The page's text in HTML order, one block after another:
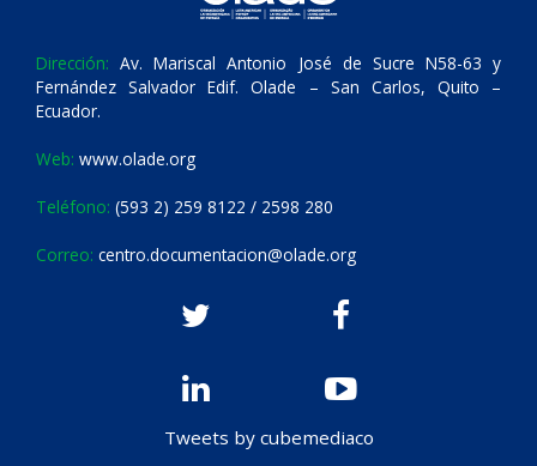
Dirección: Av. Mariscal Antonio José de Sucre N58-63 y
Fernández Salvador Edif. Olade – San Carlos, Quito –
Ecuador.
Web: www.olade.org
Teléfono: (593 2) 259 8122 / 2598 280
Correo: centro.documentacion@olade.org
Tweets by cubemediaco